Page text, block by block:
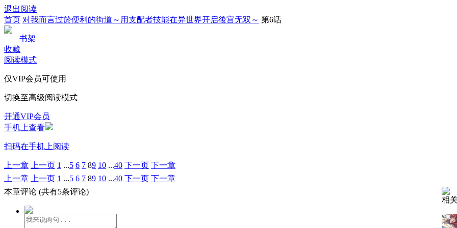
退出阅读
首页 对我而言过於便利的街道～用支配者技能在异世界开启後宫无双～ 第6话
书架
收藏
阅读模式
仅VIP会员可使用
切换至高级阅读模式
开通VIP会员
手机上查看
扫码在手机上阅读
上一章 上一页 1 ...5 6 7 89 10 ...40 下一页 下一章
上一章
上一页 1 ...5 6 7 89 10 ...40 下一页 下一章
本章评论 (共有5条评论)
相